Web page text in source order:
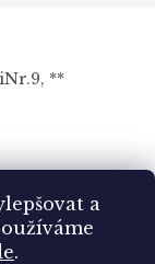
a
.
**